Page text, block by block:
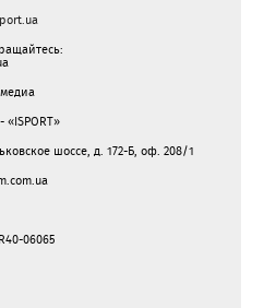
шоссе, д. 172-Б, оф. 208/1
06065